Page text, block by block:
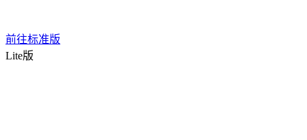
前往标准版
Lite版